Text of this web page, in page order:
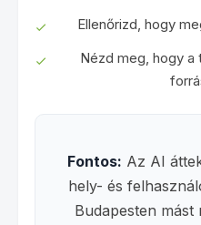
Ellenőrizd, hogy
Nézd meg, hogy a
Fontos: Az AI
hely- és
Budapesten